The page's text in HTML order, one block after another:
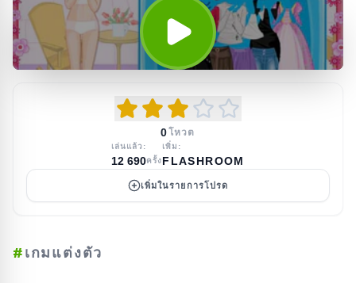
0โหวต
เล่นแล้ว:
12 690ครั้ง
เพิ่ม:
FLASHROOM
เพิ่มในรายการโปรด
#เกมแต่งตัว